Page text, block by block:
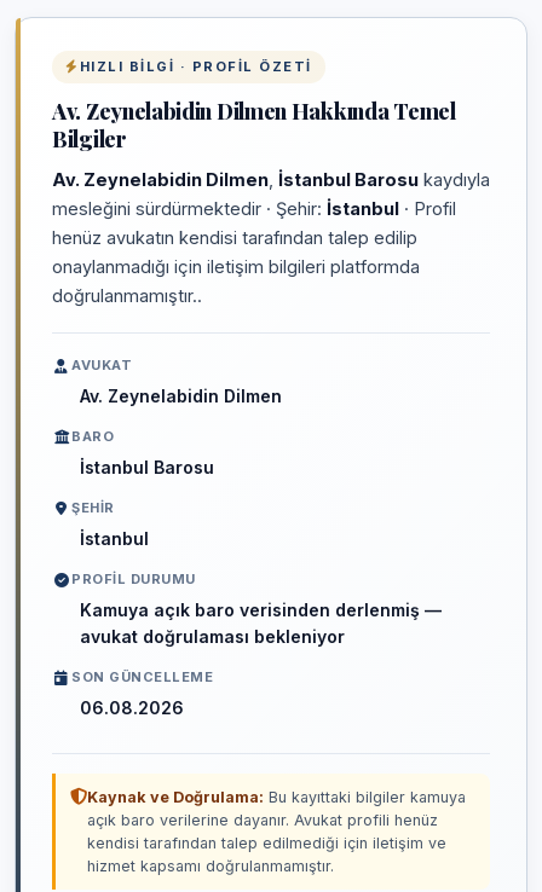
HIZLI BILGI · PROFIL ÖZETI
Av. Zeynelabidin Dilmen Hakkında Temel
Bilgiler
Av. Zeynelabidin Dilmen İstanbul Barosu kaydıyla
mesleğini sürdürmektedir · Şehir: İstanbul · Profil
henüz avukatın kendisi tarafından talep edilip
onaylanmadığı için iletişim bilgileri platformda
doğrulanmamıştır..
AVUKAT
Av. Zeynelabidin Dilmen
BARO
İstanbul Barosu
ŞEHIR
İstanbul
PROFIL DURUMU
Kamuya açık baro verisinden derlenmiş —
avukat doğrulaması bekleniyor
SON GÜNCELLEME
06.08.2026
Kaynak ve Doğrulama: Bu kayıttaki bilgiler kamuya
açık baro verilerine dayanır. Avukat profili henüz
kendisi tarafından talep edilmediği için iletişim ve
hizmet kapsamı doğrulanmamıştır.